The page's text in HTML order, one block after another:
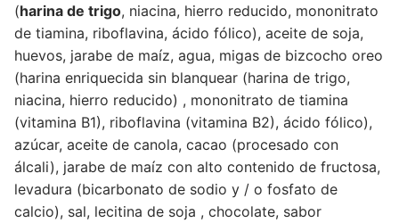
(harina de trigo, niacina, hierro reducido, mononitrato
de tiamina, riboflavina, ácido fólico), aceite de soja,
huevos, jarabe de maíz, agua, migas de bizcocho oreo
(harina enriquecida sin blanquear (harina de trigo,
niacina, hierro reducido) , mononitrato de tiamina
(vitamina B1), riboflavina (vitamina B2), ácido fólico),
azúcar, aceite de canola, cacao (procesado con
álcali), jarabe de maíz con alto contenido de fructosa,
levadura (bicarbonato de sodio y / o fosfato de
calcio), sal, lecitina de soja , chocolate, sabor